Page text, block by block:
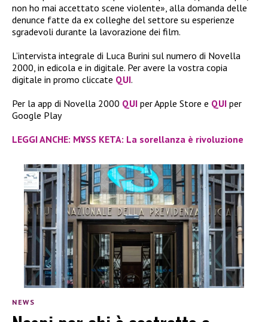
non ho mai accettato scene violente», alla domanda delle
denunce fatte da ex colleghe del settore su esperienze
sgradevoli durante la lavorazione dei film.
L’intervista integrale di Luca Burini sul numero di Novella
2000, in edicola e in digitale. Per avere la vostra copia
digitale in promo cliccate QUI.
Per la app di Novella 2000 QUI per Apple Store e QUI per
Google Play
LEGGI ANCHE: M¥SS KETA: La sorellanza è rivoluzione
NEWS